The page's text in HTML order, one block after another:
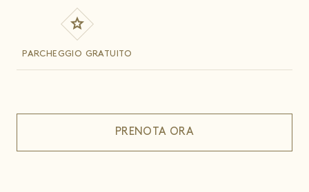
PARCHEGGIO GRATUITO
PRENOTA ORA